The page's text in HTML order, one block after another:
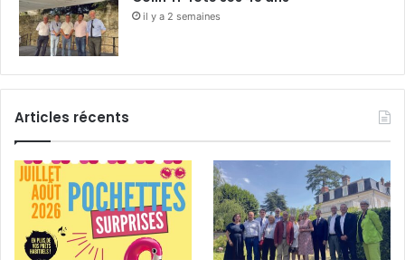
il y a 2 semaines
Articles récents